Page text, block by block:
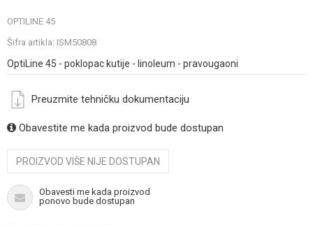
OPTILINE 45
Šifra artikla: ISM50808
OptiLine 45 - poklopac kutije - linoleum - pravougaoni
Preuzmite tehničku dokumentaciju
Obavestite me kada proizvod bude dostupan
PROIZVOD VIŠE NIJE DOSTUPAN
Obavesti me kada proizvod
ponovo bude dostupan